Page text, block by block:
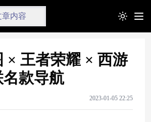
Toggle
× 王者荣耀 × 西游
款导航
2023-01-05 22:25